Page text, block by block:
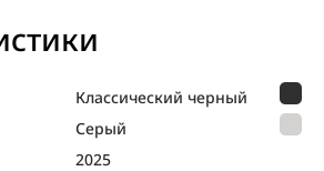
Классический черный
Серый
2025